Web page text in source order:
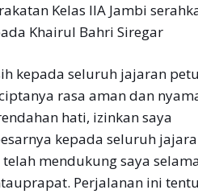
Kelas IIA Jambi
Khairul Bahri Siregar
kepada seluruh jajaran
rasa aman dan
hati, izinkan saya
kepada seluruh
mendukung saya
Perjalanan ini